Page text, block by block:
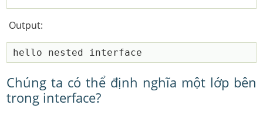
Output:
Chúng ta có thể định nghĩa một lớp bên
trong interface?